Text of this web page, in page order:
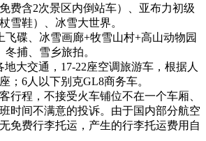
费含2次景区内倒站车）、亚布力初级
雪鞋）、冰雪大世界。
飞碟、冰雪画廊+牧雪山村+高山动物园
捕、雪乡旅拍。
地大交通，17-22座空调旅游车，根据人
；6人以下别克GL8商务车。
行程，不接受火车铺位不在一个车厢、
时间不满意的投诉。由于国内部分航空
免费行李托运，产生的行李托运费用自